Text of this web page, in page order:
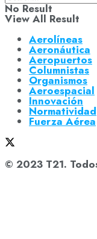
No Result
View All Result
Aerolíneas
Aeronáutica
Aeropuertos
Columnistas
Organismos
Aeroespacial
Innovación
Normatividad
Fuerza Aérea
© 2023 T21.